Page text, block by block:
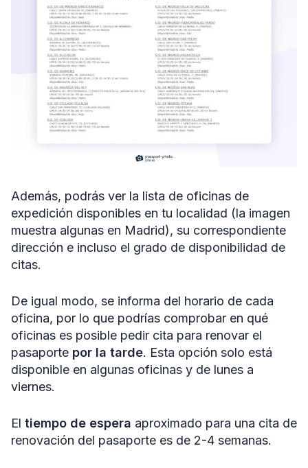
Además, podrás ver la lista de oficinas de
expedición disponibles en tu localidad (la imagen
muestra algunas en Madrid), su correspondiente
dirección e incluso el grado de disponibilidad de
citas.
De igual modo, se informa del horario de cada
oficina, por lo que podrías comprobar en qué
oficinas es posible pedir cita para renovar el
pasaporte por la tarde. Esta opción solo está
disponible en algunas oficinas y de lunes a
viernes.
El tiempo de espera aproximado para una cita de
renovación del pasaporte es de 2-4 semanas.